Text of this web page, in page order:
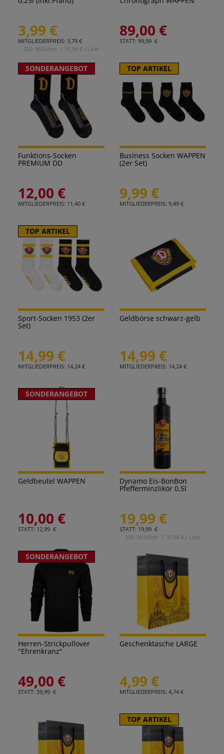
3,99 €
MITGLIEDERPREIS: 3,79 €
250 Milliliter | 15,96 € / Liter
89,00 €
STATT: 99,99 €
SONDERANGEBOT
Funktions-Socken
PREMIUM DD
12,00 €
MITGLIEDERPREIS: 11,40 €
TOP ARTIKEL
Business Socken WAPPEN
(2er Set)
9,99 €
MITGLIEDERPREIS: 9,49 €
TOP ARTIKEL
Sport-Socken 1953 (2er
Set)
14,99 €
MITGLIEDERPREIS: 14,24 €
Geldbörse schwarz-gelb
14,99 €
MITGLIEDERPREIS: 14,24 €
SONDERANGEBOT
Geldbeutel WAPPEN
10,00 €
STATT: 12,99 €
Dynamo Eis-BonBon
Pfefferminzlikör 0,5l
19,99 €
STATT: 19,99 €
500 Milliliter | 39,98 € / Liter
SONDERANGEBOT
Herren-Strickpullover
"Ehrenkranz"
49,00 €
STATT: 59,99 €
Geschenktasche LARGE
4,99 €
MITGLIEDERPREIS: 4,74 €
TOP ARTIKEL